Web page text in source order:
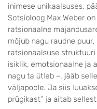
inimese unikaalsuses,
Sotsioloog Max Weber
ratsionaalne
mõjub nagu raudne
ratsionaalsuse
isiklik, emotsionaalne ja
nagu ta ütleb –, jääb
väljapoole. Ja siis
prügikast“ ja aitab